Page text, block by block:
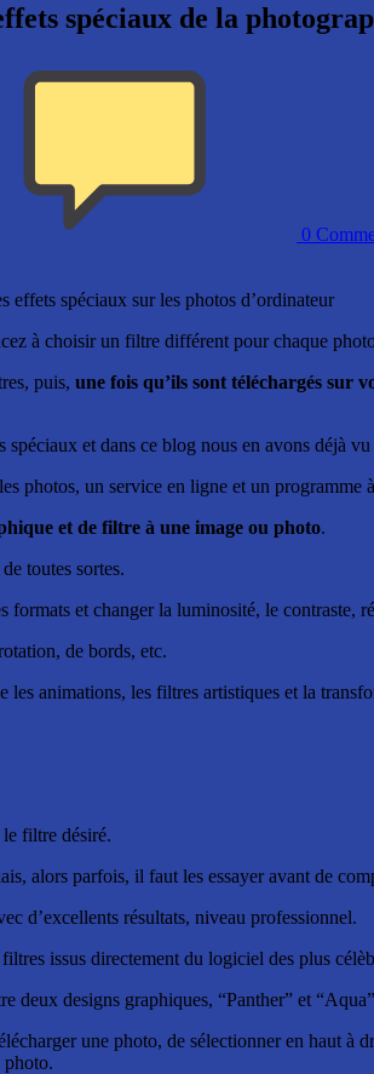
spéciaux de la
0
effets spéciaux sur les photos d’ordinateur
à choisir un filtre différent pour chaque
puis, une fois qu’ils sont téléchargés sur
et dans ce blog nous en avons déjà
photos, un service en ligne et un programme
et de filtre à une image ou photo.
toutes sortes.
et changer la luminosité, le contraste,
de bords, etc.
animations, les filtres artistiques et la
filtre désiré.
alors parfois, il faut les essayer avant de
d’excellents résultats, niveau professionnel.
issus directement du logiciel des plus
deux designs graphiques, “Panther” et
une photo, de sélectionner en haut à
photo.